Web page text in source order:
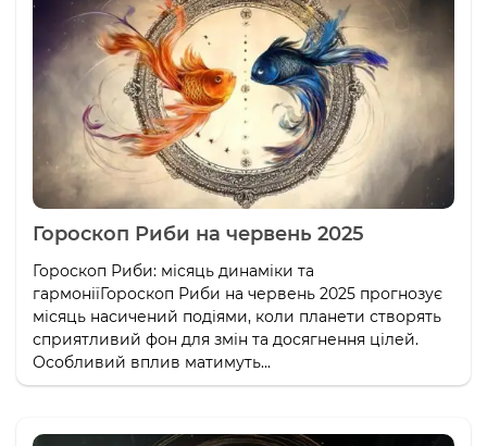
Гороскоп Риби на червень 2025
Гороскоп Риби: місяць динаміки та
гармоніїГороскоп Риби на червень 2025 прогнозує
місяць насичений подіями, коли планети створять
сприятливий фон для змін та досягнення цілей.
Особливий вплив матимуть...